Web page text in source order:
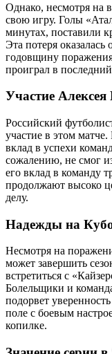
Однако, несмотря на
свою игру. Голы
минутах, поставили
Эта потеря
годовщину
проиграл в
Участие
Российский
участие в этом
вклад в успехи
сожалению, не смог
его вклад в команду
продолжают высоко
делу.
Надежды на
Несмотря на
может завершить
встретиться с
Болельщики и
подорвет
поле с боевым
копилке.